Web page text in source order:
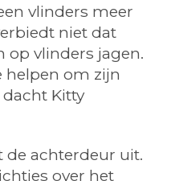
vlinders meer
niet dat
op vlinders jagen.
helpen om zijn
Kitty
de achterdeur uit.
over het